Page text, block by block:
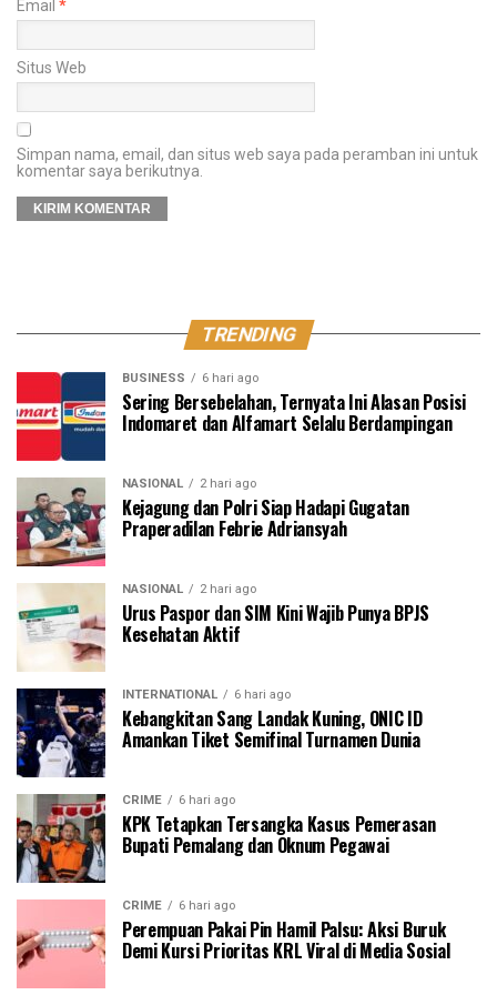
Email *
Situs Web
Simpan nama, email, dan situs web saya pada peramban ini untuk
komentar saya berikutnya.
TRENDING
BUSINESS 6 hari ago
Sering Bersebelahan, Ternyata Ini Alasan Posisi
Indomaret dan Alfamart Selalu Berdampingan
NASIONAL 2 hari ago
Kejagung dan Polri Siap Hadapi Gugatan
Praperadilan Febrie Adriansyah
NASIONAL 2 hari ago
Urus Paspor dan SIM Kini Wajib Punya BPJS
Kesehatan Aktif
INTERNATIONAL 6 hari ago
Kebangkitan Sang Landak Kuning, ONIC ID
Amankan Tiket Semifinal Turnamen Dunia
CRIME 6 hari ago
KPK Tetapkan Tersangka Kasus Pemerasan
Bupati Pemalang dan Oknum Pegawai
CRIME 6 hari ago
Perempuan Pakai Pin Hamil Palsu: Aksi Buruk
Demi Kursi Prioritas KRL Viral di Media Sosial